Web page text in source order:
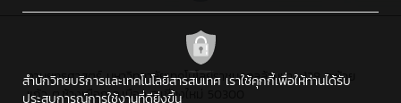
งานยุทธศาสตร์ มหาวิทยาลัยเทคโนโลยีราชมงคลล้านนา : 128 ถ.ห้วย
แก้ว ต.ช้างเผือก อ.เมือง จ.เชียงใหม่ 50300
สำนักวิทยบริการและเทคโนโลยีสารสนเทศ เราใช้คุกกี้เพื่อให้ท่านได้รับ
ประสบการณ์การใช้งานที่ดียิ่งขึ้น